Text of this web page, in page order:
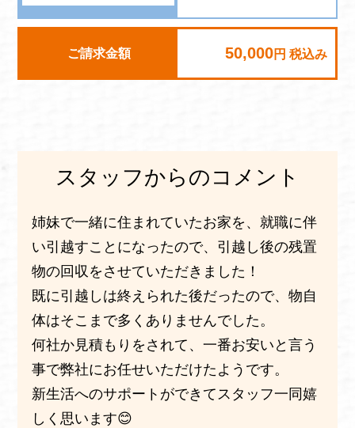
ご請求金額 50,000円 税込み
スタッフからのコメント
姉妹で一緒に住まれていたお家を、就職に伴
い引越すことになったので、引越し後の残置
物の回収をさせていただきました！
既に引越しは終えられた後だったので、物自
体はそこまで多くありませんでした。
何社か見積もりをされて、一番お安いと言う
事で弊社にお任せいただけたようです。
新生活へのサポートができてスタッフ一同嬉
しく思います😊